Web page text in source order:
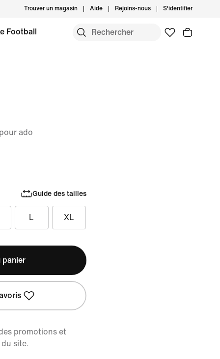
Trouver un magasin Aide Rejoins-nous S'identifier
Football
ado
Guide des tailles
L XL
panier
promotions et
site.